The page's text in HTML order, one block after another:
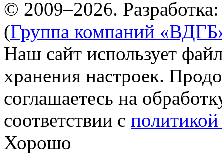
© 2009–2026.
(Группа компаний
Наш сайт использует
хранения настроек.
соглашаетесь на
соответствии с
Хорошо